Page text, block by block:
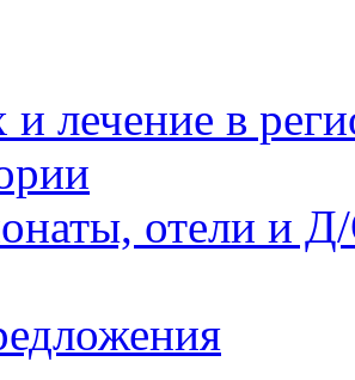
лечение в
отели и